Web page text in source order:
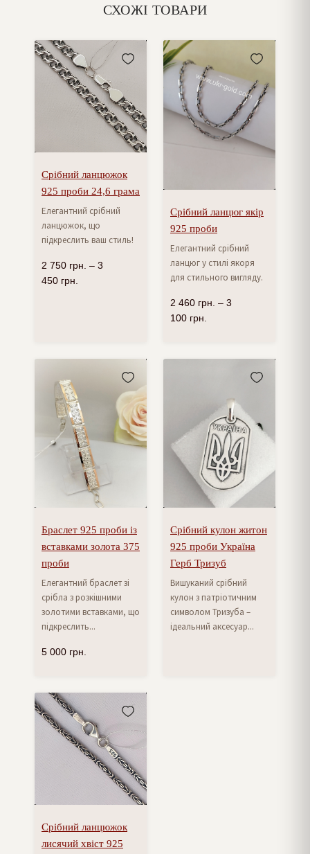
СХОЖІ ТОВАРИ
Срібний ланцюжок
925 проби 24,6 грама
Елегантний срібний
ланцюжок, що
підкреслить ваш стиль!
2 750 грн. – 3
450 грн.
Срібний ланцюг якір
925 проби
Елегантний срібний
ланцюг у стилі якоря
для стильного вигляду.
2 460 грн. – 3
100 грн.
Браслет 925 проби із
вставками золота 375
проби
Елегантний браслет зі
срібла з розкішними
золотими вставками, що
підкреслить...
5 000 грн.
Срібний кулон житон
925 проби Україна
Герб Тризуб
Вишуканий срібний
кулон з патріотичним
символом Тризуба –
ідеальний аксесуар...
Срібний ланцюжок
лисячий хвіст 925